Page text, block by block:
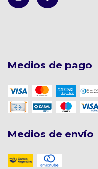
Medios de pago
Medios de envío